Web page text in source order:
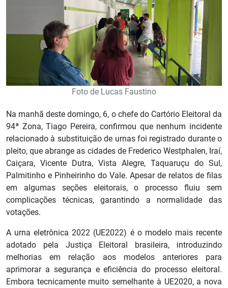
Foto de Lucas Faustino
Na manhã deste domingo, 6, o chefe do Cartório Eleitoral da
94ª Zona, Tiago Pereira, confirmou que nenhum incidente
relacionado à substituição de urnas foi registrado durante o
pleito, que abrange as cidades de Frederico Westphalen, Iraí,
Caiçara, Vicente Dutra, Vista Alegre, Taquaruçu do Sul,
Palmitinho e Pinheirinho do Vale. Apesar de relatos de filas
em algumas seções eleitorais, o processo fluiu sem
complicações técnicas, garantindo a normalidade das
votações.
A urna eletrônica 2022 (UE2022) é o modelo mais recente
adotado pela Justiça Eleitoral brasileira, introduzindo
melhorias em relação aos modelos anteriores para
aprimorar a segurança e eficiência do processo eleitoral.
Embora tecnicamente muito semelhante à UE2020, a nova